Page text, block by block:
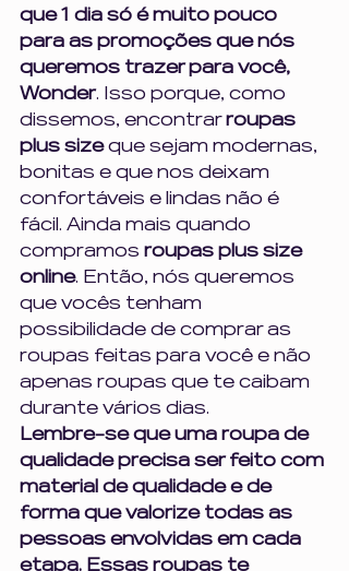
que 1 dia só é muito pouco
para as promoções que nós
queremos trazer para você,
Wonder. Isso porque, como
dissemos, encontrar roupas
plus size que sejam modernas,
bonitas e que nos deixam
confortáveis e lindas não é
fácil. Ainda mais quando
compramos roupas plus size
online. Então, nós queremos
que vocês tenham
possibilidade de comprar as
roupas feitas para você e não
apenas roupas que te caibam
durante vários dias.
Lembre-se que uma roupa de
qualidade precisa ser feito com
material de qualidade e de
forma que valorize todas as
pessoas envolvidas em cada
etapa. Essas roupas te